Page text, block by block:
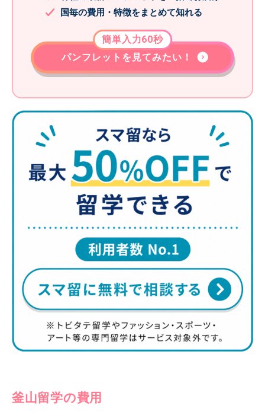
国毎の費用・特徴をまとめて知れる
パンフレットを見てみたい！
簡単入力60秒
釜山留学の費用